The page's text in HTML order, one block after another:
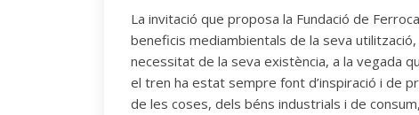
La invitació que proposa la Fundació de
beneficis mediambientals de la seva
necessitat de la seva existència, a la vegada
el tren ha estat sempre font d’inspiració i de
de les coses, dels béns industrials i de